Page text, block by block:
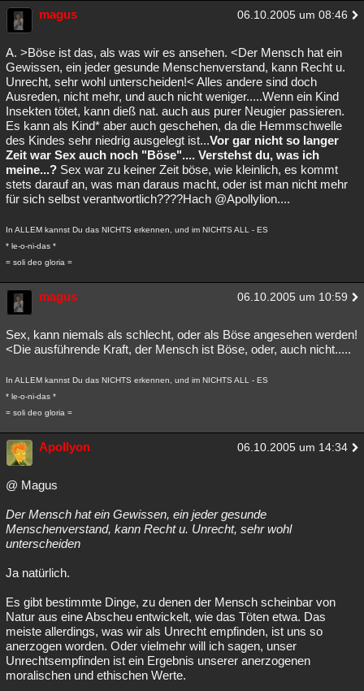
magus 06.10.2005 um 08:46
A. >Böse ist das, als was wir es ansehen. <Der Mensch hat ein
Gewissen, ein jeder gesunde Menschenverstand, kann Recht u.
Unrecht, sehr wohl unterscheiden!< Alles andere sind doch
Ausreden, nicht mehr, und auch nicht weniger.....Wenn ein Kind
Insekten tötet, kann dieß nat. auch aus purer Neugier passieren.
Es kann als Kind* aber auch geschehen, da die Hemmschwelle
des Kindes sehr niedrig ausgelegt ist...Vor gar nicht so langer
Zeit war Sex auch noch "Böse".... Verstehst du, was ich
meine...? Sex war zu keiner Zeit böse, wie kleinlich, es kommt
stets darauf an, was man daraus macht, oder ist man nicht mehr
für sich selbst verantwortlich????Hach @Apollylion....
In ALLEM kannst Du das NICHTS erkennen, und im NICHTS ALL - ES
* le-o-ni-das *
= soli deo gloria =
magus 06.10.2005 um 10:59
Sex, kann niemals als schlecht, oder als Böse angesehen werden!
<Die ausführende Kraft, der Mensch ist Böse, oder, auch nicht.....
In ALLEM kannst Du das NICHTS erkennen, und im NICHTS ALL - ES
* le-o-ni-das *
= soli deo gloria =
Apollyon 06.10.2005 um 14:34
@ Magus
Der Mensch hat ein Gewissen, ein jeder gesunde
Menschenverstand, kann Recht u. Unrecht, sehr wohl
unterscheiden
Ja natürlich.
Es gibt bestimmte Dinge, zu denen der Mensch scheinbar von
Natur aus eine Abscheu entwickelt, wie das Töten etwa. Das
meiste allerdings, was wir als Unrecht empfinden, ist uns so
anerzogen worden. Oder vielmehr will ich sagen, unser
Unrechtsempfinden ist ein Ergebnis unserer anerzogenen
moralischen und ethischen Werte.